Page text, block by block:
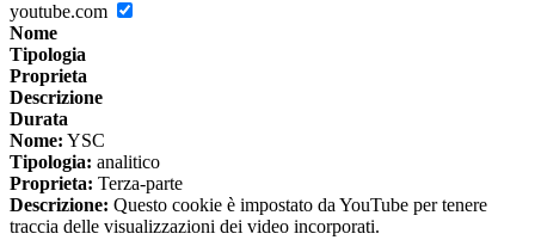
youtube.com
Nome
Tipologia
Proprieta
Descrizione
Durata
Nome: YSC
Tipologia: analitico
Proprieta: Terza-parte
Descrizione: Questo cookie è impostato da YouTube per tenere
traccia delle visualizzazioni dei video incorporati.